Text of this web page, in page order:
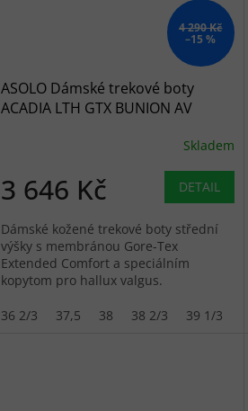
4 290 Kč
–15 %
ASOLO Dámské trekové boty
ACADIA LTH GTX BUNION AV
Skladem
3 646 Kč DETAIL
Dámské kožené trekové boty střední
výšky s membránou Gore-Tex
Extended Comfort a speciálním
kopytom pro hallux valgus.
36 2/3 37,5 38 38 2/3 39 1/3